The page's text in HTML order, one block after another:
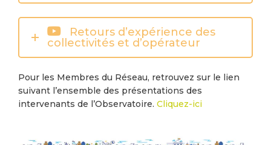
Retours d’expérience des
collectivités et d’opérateur
Pour les Membres du Réseau, retrouvez sur le lien
suivant l’ensemble des présentations des
intervenants de l’Observatoire. Cliquez-ici